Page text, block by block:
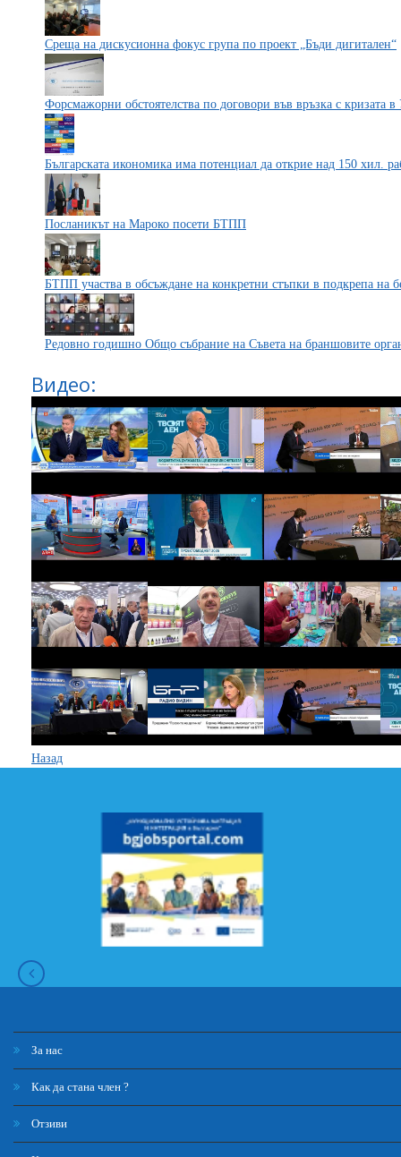
Среща на дискусионна фокус група по проект „Бъди дигитален“
Форсмажорни обстоятелства по договори във връзка с кризата в
Българската икономика има потенциал да открие над 150 хил.
Посланикът на Мароко посети БТПП
БТПП участва в обсъждане на конкретни стъпки в подкрепа на
Редовно годишно Общо събрание на Съвета на браншовите
Видео:
Назад
За нас
Как да стана член ?
Отзиви